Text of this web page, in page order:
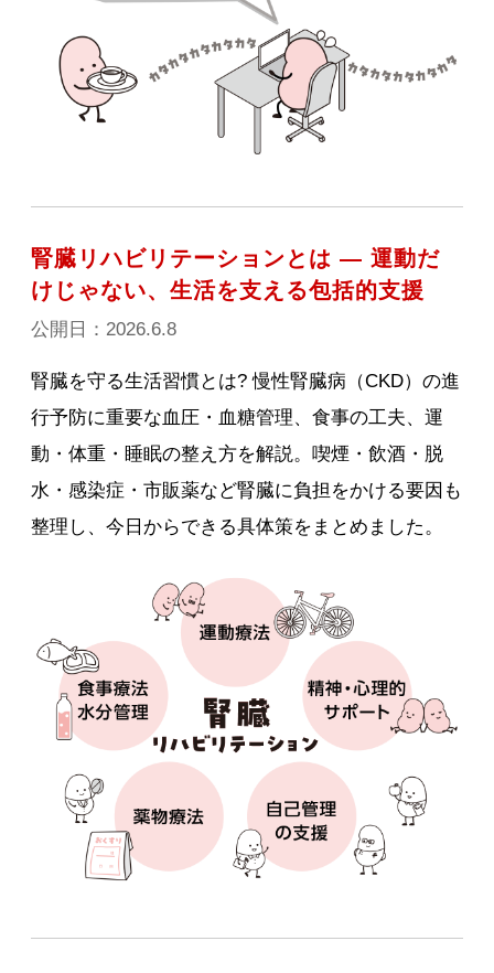
腎臓リハビリテーションとは — 運動だ
けじゃない、生活を支える包括的支援
公開日：2026.6.8
腎臓を守る生活習慣とは? 慢性腎臓病（CKD）の進
行予防に重要な血圧・血糖管理、食事の工夫、運
動・体重・睡眠の整え方を解説。喫煙・飲酒・脱
水・感染症・市販薬など腎臓に負担をかける要因も
整理し、今日からできる具体策をまとめました。